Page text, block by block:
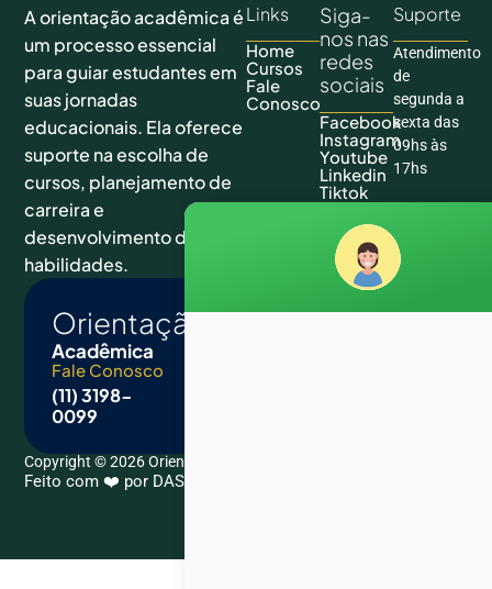
A orientação acadêmica é
um processo essencial
para guiar estudantes em
suas jornadas
educacionais. Ela oferece
suporte na escolha de
cursos, planejamento de
carreira e
desenvolvimento de
habilidades.
Links
Home
Cursos
Fale
Conosco
Siga-
nos nas
redes
sociais
Facebook
Instagram
Youtube
Linkedin
Tiktok
Suporte
Atendimento
de
segunda a
sexta das
09hs às
17hs
Orientação
Acadêmica
Fale Conosco
(11) 3198-
0099
Copyright © 2026 Orientação Acadêmica. All Rights Reserved.
Feito com ❤️ por DASCKUP